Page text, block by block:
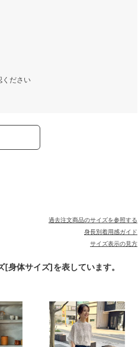
ください
過去注文商品のサイズを参照する
身長別着用感ガイド
サイズ表示の見方
体サイズ]を表しています。